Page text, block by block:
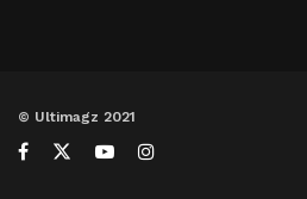
© Ultimagz 2021